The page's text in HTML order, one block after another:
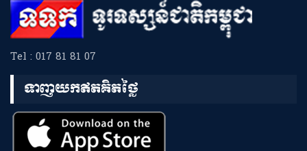
Tel : 017 81 81 07
ទាញយកឥតគិតថ្លៃ